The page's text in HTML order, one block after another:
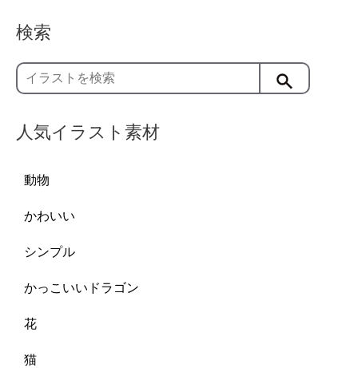
検索
人気イラスト素材
動物
かわいい
シンプル
かっこいいドラゴン
花
猫